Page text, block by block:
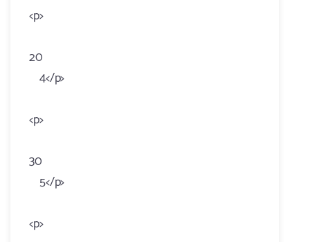
<p>
20
4</p>
<p>
30
5</p>
<p>